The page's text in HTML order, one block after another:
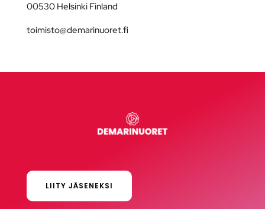
00530 Helsinki Finland
toimisto@demarinuoret.fi
LIITY JÄSENEKSI